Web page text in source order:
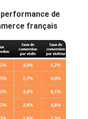
de
français